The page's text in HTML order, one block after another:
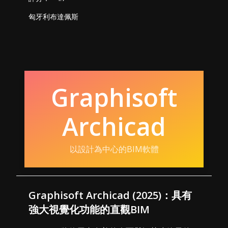
匈牙利布達佩斯
Graphisoft
Archicad
以設計為中心的BIM軟體
Graphisoft Archicad (2025)：具有
強大視覺化功能的直觀BIM